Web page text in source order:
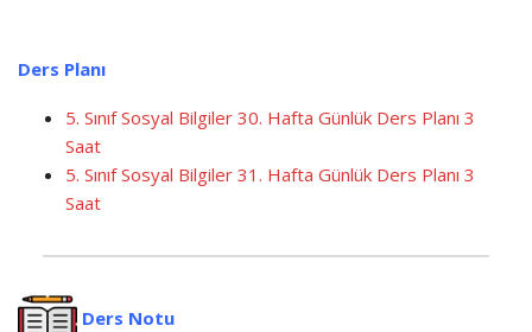
Ders Planı
5. Sınıf Sosyal Bilgiler 30. Hafta Günlük Ders Planı 3
Saat
5. Sınıf Sosyal Bilgiler 31. Hafta Günlük Ders Planı 3
Saat
Ders Notu